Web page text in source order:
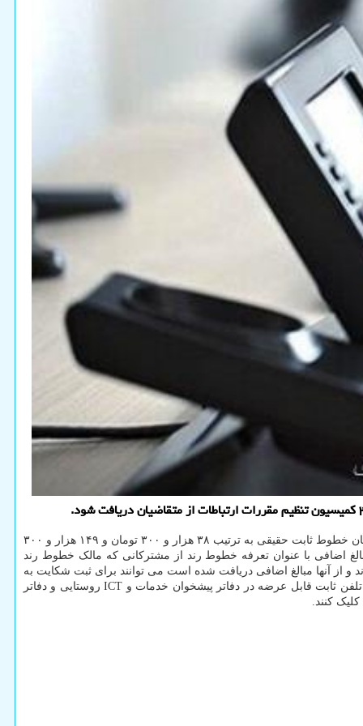
رادیویی در اطلاعیه ای اعلام نمود: سقف هزینه تغییر نام و تغییر مکان خطوط ثابت حقیقی به ترتیب ۳۸ هزار و ۳۰۰ تومان و ۱۴۹ هزار و ۳۰۰
مکان خطوط ثابت حقوقی به ترتیب ۷۳ هزار و ۶۰۰ تومان و ۱۶۲ هزار و ۵۰۰ تومان و دریافت مبالغ اضافی با عنوان تعرفه خطوط رند از مشترکانی که مالک خطوط رند
از آنها مبالغ اضافی دریافت شده است می توانند برای ثبت شکایت به
تلفن ثابت قابل عرضه در دفاتر پیشخوان خدمات و ICT روستایی و دفاتر